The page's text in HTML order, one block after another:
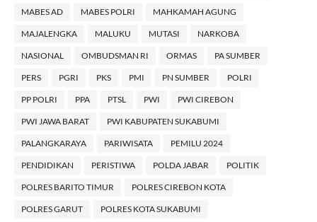
MABES AD MABES POLRI MAHKAMAH AGUNG
MAJALENGKA MALUKU MUTASI NARKOBA
NASIONAL OMBUDSMAN RI ORMAS PA SUMBER
PERS PGRI PKS PMI PN SUMBER POLRI
PP POLRI PPA PTSL PWI PWI CIREBON
PWI JAWA BARAT PWI KABUPATEN SUKABUMI
PALANGKARAYA PARIWISATA PEMILU 2024
PENDIDIKAN PERISTIWA POLDA JABAR POLITIK
POLRES BARITO TIMUR POLRES CIREBON KOTA
POLRES GARUT POLRES KOTA SUKABUMI